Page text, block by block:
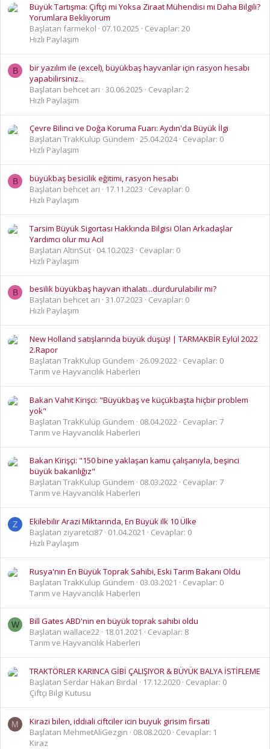
Büyük Tartışma: Çiftçi mi Yoksa Ziraat Mühendisi mi Daha Bilgili?
Yorumlara Bekliyorum
Başlatan farmekol
07.10.2025
Cevaplar: 20
Hızlı Paylaşım
B
bir yazılım ile (excel), büyükbaş hayvanlar için rasyon hesabı
yapabilirsiniz...
Başlatan behcet arı
30.06.2025
Cevaplar: 2
Hızlı Paylaşım
Çevre Bilinci ve Doğa Koruma Fuarı: Aydın'da Büyük İlgi
Başlatan TrakKulüp Gündem 25.04.2024 Cevaplar: 0
Hızlı Paylaşım
B
büyükbaş besicilik eğitimi, rasyon hesabı
Başlatan behcet arı
17.11.2023
Cevaplar: 0
Hızlı Paylaşım
Tarsim Büyük Sigortası Hakkında Bilgisi Olan Arkadaşlar
Yardımcı olur mu Acil
Başlatan AltınSüt 04.10.2023
Cevaplar: 0
Hızlı Paylaşım
B
besilik büyükbaş hayvan ithalatı...durdurulabilir mi?
Başlatan behcet arı 31.07.2023
Cevaplar: 0
Hızlı Paylaşım
New Holland satışlarında büyük düşüş! | TARMAKBİR Eylül 2022
2.Rapor
Başlatan TrakKulüp Gündem 26.09.2022 Cevaplar: 0
Tarım ve Hayvancılık Haberleri
Bakan Vahit Kirişci: "Büyükbaş ve küçükbaşta hiçbir problem
yok"
Başlatan TrakKulüp Gündem
08.04.2022
Cevaplar: 7
Tarım ve Hayvancılık Haberleri
Bakan Kirişçi: "150 bine yaklaşan kamu çalışanıyla, beşinci
büyük bakanlığız"
Başlatan TrakKulüp Gündem
08.03.2022 Cevaplar: 7
Tarım ve Hayvancılık Haberleri
Z
Ekilebilir Arazi Miktarında, En Büyük ilk 10 Ülke
Başlatan ziyaretci87 01.04.2021
Cevaplar: 0
Hızlı Paylaşım
Rusya'nın En Büyük Toprak Sahibi, Eski Tarım Bakanı Oldu
Başlatan TrakKulüp Gündem
03.03.2021
Cevaplar: 0
Tarım ve Hayvancılık Haberleri
W
Bill Gates ABD'nin en büyük toprak sahibi oldu
Başlatan wallace22
18.01.2021
Cevaplar: 8
Tarım ve Hayvancılık Haberleri
TRAKTÖRLER KARINCA GİBİ ÇALIŞIYOR & BÜYÜK BALYA İSTİFLEME
Başlatan Serdar Hakan Birdal
17.12.2020 Cevaplar: 0
Çiftçi Bilgi Kutusu
M
Kirazi bilen, iddiali ciftciler icin buyuk girisim firsati
Başlatan MehmetAliGezgin
08.08.2020 Cevaplar: 1
Kiraz